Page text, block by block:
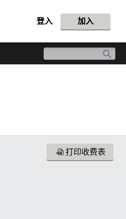
登入 加入
打印收费表